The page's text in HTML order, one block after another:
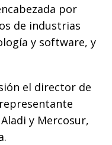
por
de industrias
y software, y
el director de
y Mercosur,